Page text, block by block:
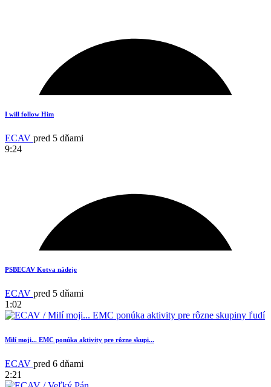
17
1
I will follow Him
ECAV pred 5 dňami
9:24
PSBECAV Kotva nádeje
ECAV pred 5 dňami
1:02
Milí moji... EMC ponúka aktivity pre rôzne skupi...
ECAV pred 6 dňami
2:21